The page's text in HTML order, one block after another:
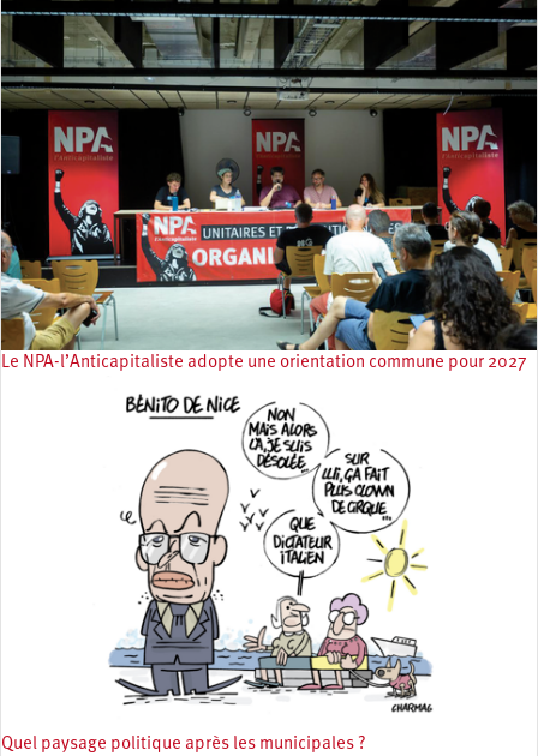
Le NPA-l’Anticapitaliste adopte une orientation commune pour 2027
Quel paysage politique après les municipales ?